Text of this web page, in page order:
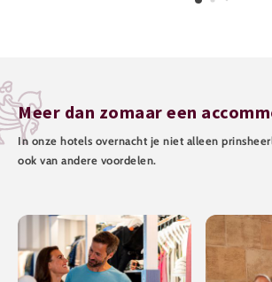
Meer dan zomaar een
In onze hotels overnacht je niet alleen
ook van andere voordelen.